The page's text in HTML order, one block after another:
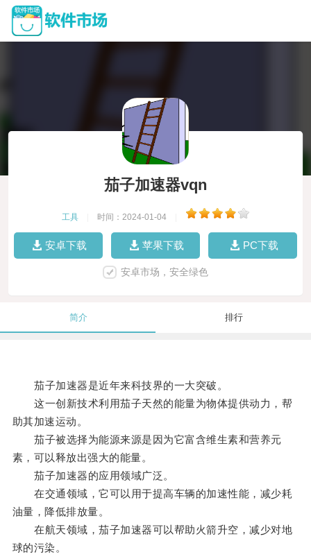
茄子加速器vqn
工具 时间：2024-01-04
安卓下载 苹果下载 PC下载
安卓市场，安全绿色
简介 排行
茄子加速器是近年来科技界的一大突破。
这一创新技术利用茄子天然的能量为物体提供动力，帮
助其加速运动。
茄子被选择为能源来源是因为它富含维生素和营养元
素，可以释放出强大的能量。
茄子加速器的应用领域广泛。
在交通领域，它可以用于提高车辆的加速性能，减少耗
油量，降低排放量。
在航天领域，茄子加速器可以帮助火箭升空，减少对地
球的污染。